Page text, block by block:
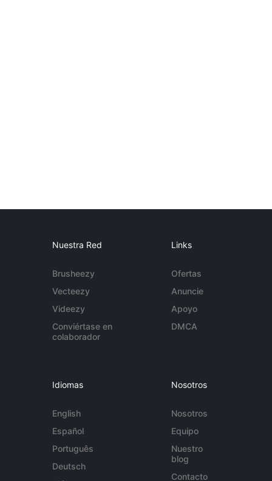
Nuestra Red
Brusheezy
Vecteezy
Videezy
Conviértase en
colaborador
Links
Ofertas
Anuncie
Apoyo
DMCA
Idiomas
English
Español
Português
Deutsch
Nosotros
Nosotros
Equipo
Nuestro
blog
Contacto